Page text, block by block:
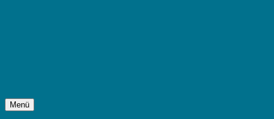
Menü